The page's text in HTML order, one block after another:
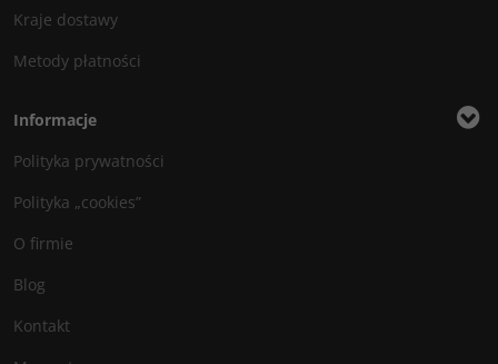
Kraje dostawy
Metody płatności
Informacje
Polityka prywatności
Polityka „cookies”
O firmie
Blog
Kontakt